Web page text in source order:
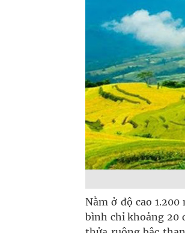
Nằm ở độ cao
bình chỉ khoảng 20